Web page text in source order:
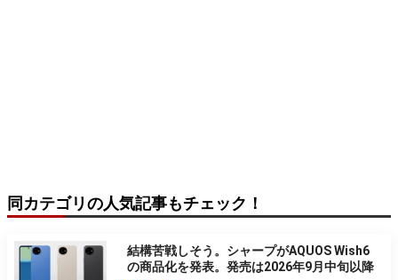
同カテゴリの人気記事もチェック！
結構苦戦しそう。シャープがAQUOS Wish6
の商品化を発表。発売は2026年9月中旬以降